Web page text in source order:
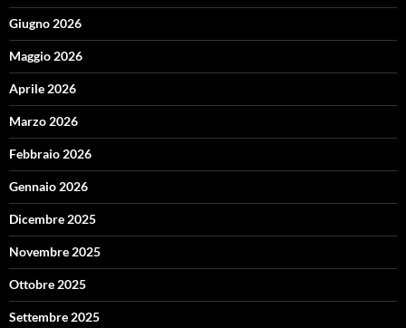
Giugno 2026
Maggio 2026
Aprile 2026
Marzo 2026
Febbraio 2026
Gennaio 2026
Dicembre 2025
Novembre 2025
Ottobre 2025
Settembre 2025